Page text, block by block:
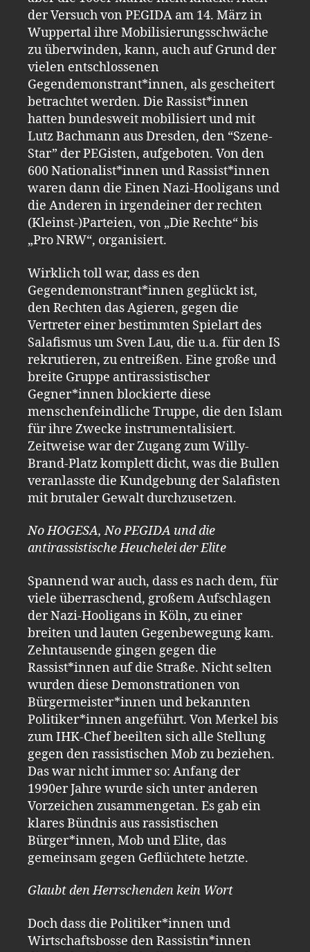
der Versuch von PEGIDA am 14. März in
Wuppertal ihre Mobilisierungsschwäche
zu überwinden, kann, auch auf Grund der
vielen entschlossenen
Gegendemonstrant*innen, als gescheitert
betrachtet werden. Die Rassist*innen
hatten bundesweit mobilisiert und mit
Lutz Bachmann aus Dresden, den “Szene-
Star” der PEGisten, aufgeboten. Von den
600 Nationalist*innen und Rassist*innen
waren dann die Einen Nazi-Hooligans und
die Anderen in irgendeiner der rechten
(Kleinst-)Parteien, von „Die Rechte“ bis
„Pro NRW“, organisiert.
Wirklich toll war, dass es den
Gegendemonstrant*innen geglückt ist,
den Rechten das Agieren, gegen die
Vertreter einer bestimmten Spielart des
Salafismus um Sven Lau, die u.a. für den IS
rekrutieren, zu entreißen. Eine große und
breite Gruppe antirassistischer
Gegner*innen blockierte diese
menschenfeindliche Truppe, die den Islam
für ihre Zwecke instrumentalisiert.
Zeitweise war der Zugang zum Willy-
Brand-Platz komplett dicht, was die Bullen
veranlasste die Kundgebung der Salafisten
mit brutaler Gewalt durchzusetzen.
No HOGESA, No PEGIDA und die
antirassistische Heuchelei der Elite
Spannend war auch, dass es nach dem, für
viele überraschend, großem Aufschlagen
der Nazi-Hooligans in Köln, zu einer
breiten und lauten Gegenbewegung kam.
Zehntausende gingen gegen die
Rassist*innen auf die Straße. Nicht selten
wurden diese Demonstrationen von
Bürgermeister*innen und bekannten
Politiker*innen angeführt. Von Merkel bis
zum IHK-Chef beeilten sich alle Stellung
gegen den rassistischen Mob zu beziehen.
Das war nicht immer so: Anfang der
1990er Jahre wurde sich unter anderen
Vorzeichen zusammengetan. Es gab ein
klares Bündnis aus rassistischen
Bürger*innen, Mob und Elite, das
gemeinsam gegen Geflüchtete hetzte.
Glaubt den Herrschenden kein Wort
Doch dass die Politiker*innen und
Wirtschaftsbosse den Rassistin*innen